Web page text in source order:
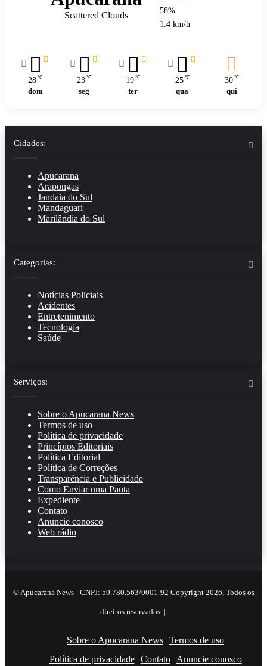
Scattered Clouds
58%
1.4 km/h
28 ℃
dom
23 ℃
seg
19 ℃
ter
25 ℃
qua
30 ℃
qui
Cidades:
Apucarana
Arapongas
Jandaia do Sul
Mandaguari
Marilândia do Sul
Categorias:
Notícias Policiais
Acidentes
Entretenimento
Tecnologia
Saúde
Serviços:
Sobre o Apucarana News
Termos de uso
Política de privacidade
Princípios Editoriais
Política Editorial
Política de Correções
Transparência e Publicidade
Como Enviar uma Pauta
Expediente
Contato
Anuncie conosco
Web rádio
© Apucarana News - CNPJ: 59.780.563/0001-92 Copyright 2026, Todos os
direitos reservados |
Sobre o Apucarana News Termos de uso
Política de privacidade
Contato Anuncie conosco